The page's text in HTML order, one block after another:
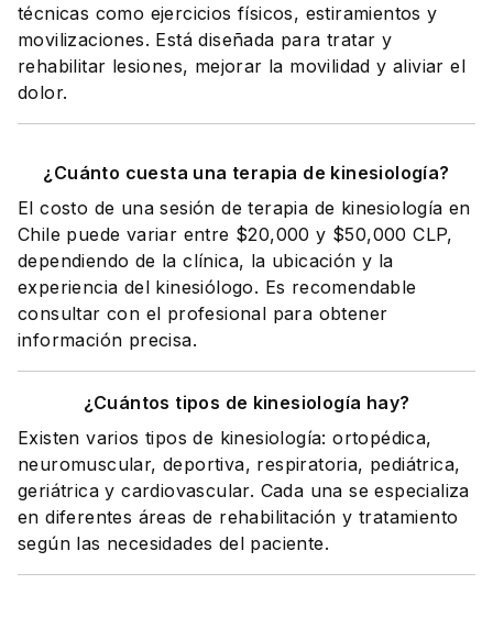
técnicas como ejercicios físicos, estiramientos y
movilizaciones. Está diseñada para tratar y
rehabilitar lesiones, mejorar la movilidad y aliviar el
dolor.
¿Cuánto cuesta una terapia de kinesiología?
El costo de una sesión de terapia de kinesiología en
Chile puede variar entre $20,000 y $50,000 CLP,
dependiendo de la clínica, la ubicación y la
experiencia del kinesiólogo. Es recomendable
consultar con el profesional para obtener
información precisa.
¿Cuántos tipos de kinesiología hay?
Existen varios tipos de kinesiología: ortopédica,
neuromuscular, deportiva, respiratoria, pediátrica,
geriátrica y cardiovascular. Cada una se especializa
en diferentes áreas de rehabilitación y tratamiento
según las necesidades del paciente.